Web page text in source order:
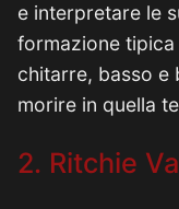
e interpretare le
formazione
chitarre, basso e
morire in quella
2. Ritchie